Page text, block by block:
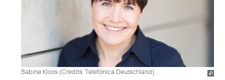
Sabine Kloos (Credits: Telefónica Deutschland)